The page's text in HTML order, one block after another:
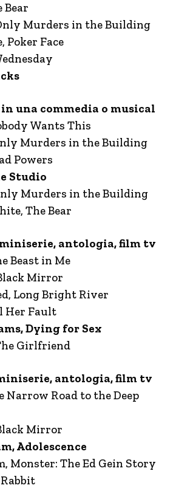
Bear
Murders in the Building
Poker Face
una commedia o musical
Wants This
Murders in the Building
Powers
Studio
Murders in the Building
The Bear
antologia, film tv
Beast in Me
Mirror
Long Bright River
Her Fault
Dying for Sex
Girlfriend
antologia, film tv
Narrow Road to the Deep
Mirror
Adolescence
Monster: The Ed Gein Story